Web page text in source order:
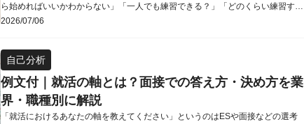
ら始めればいいかわからない」「一人でも練習できる？」「どのくらい練習すれ
ば本番でうまく話せる？」などと悩む方も多いのではないでしょうか。本記事で
に、一人・第三者と行う面接練習の方法や、練習時に意識したいポイント、本番
で実力を発揮するコツまで詳しく紹介...
2026/07/06
自己分析
例文付｜就活の軸とは？面接での答え方・決め方を業
界・職種別に解説
「就活におけるあなたの軸を教えてください」というのはESや面接などの選考